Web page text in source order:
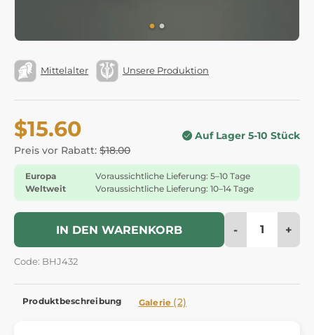
Mittelalter Unsere Produktion
$15.60
Preis vor Rabatt: $18.00
Auf Lager 5-10 Stück
Europa
Voraussichtliche Lieferung: 5–10 Tage
Weltweit
Voraussichtliche Lieferung: 10–14 Tage
IN DEN WARENKORB - +
Code: BHJ432
Produktbeschreibung Galerie (2)